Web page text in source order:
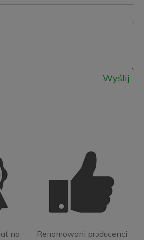
Wyślij
na
Renomowani producenci